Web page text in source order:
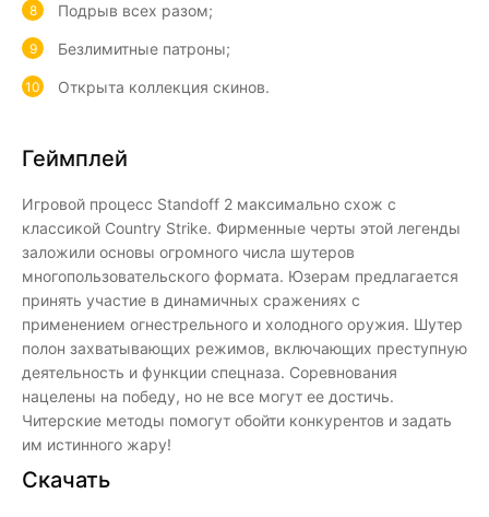
Подрыв всех разом;
Безлимитные патроны;
Открыта коллекция скинов.
Геймплей
Игровой процесс Standoff 2 максимально схож с
классикой Country Strike. Фирменные черты этой легенды
заложили основы огромного числа шутеров
многопользовательского формата. Юзерам предлагается
принять участие в динамичных сражениях с
применением огнестрельного и холодного оружия. Шутер
полон захватывающих режимов, включающих преступную
деятельность и функции спецназа. Соревнования
нацелены на победу, но не все могут ее достичь.
Читерские методы помогут обойти конкурентов и задать
им истинного жару!
Скачать